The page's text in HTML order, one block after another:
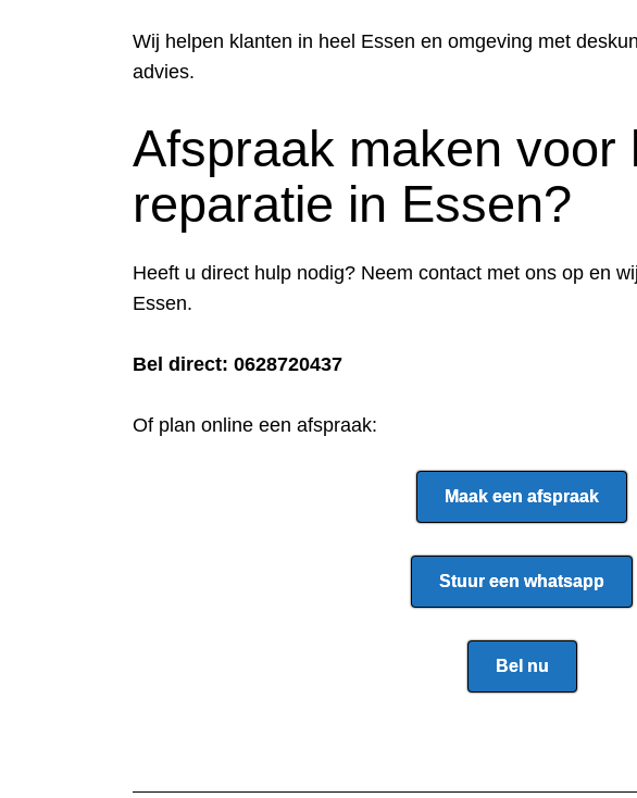
Wij helpen klanten in heel Essen en omgeving met
advies.
Afspraak maken voor
reparatie in Essen?
Heeft u direct hulp nodig? Neem contact met ons op en
Essen.
Bel direct: 0628720437
Of plan online een afspraak:
Maak een afspraak
Stuur een whatsapp
Bel nu